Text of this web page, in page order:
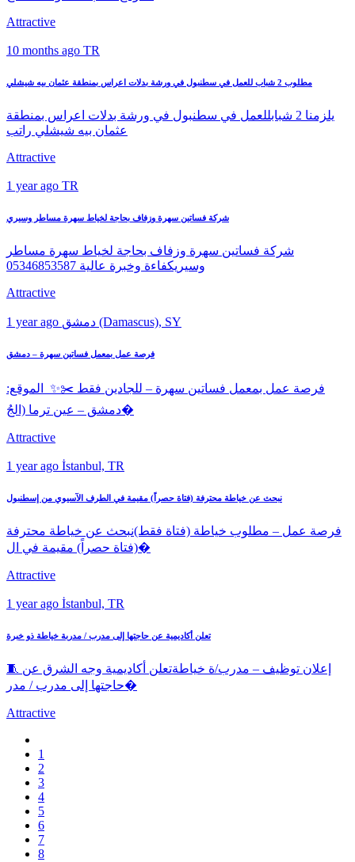
Attractive
10 months ago TR
مطلوب 2 شباب للعمل في سطنبول في ورشة بدلات اعراس بمنطقة عثمان بيه شيشلي
يلزمنا 2 شبابللعمل في سطنبول في ورشة بدلات اعراس بمنطقة
عثمان بيه شيشلي راتب
Attractive
1 year ago TR
شركة فساتين سهرة وزفاف بحاجة لخياط سهرة مساطر وسيري
شركة فساتين سهرة وزفاف بحاجة لخياط سهرة مساطر
وسيريكفاءة وخبرة عالية 05346853587
Attractive
1 year ago دمشق (Damascus), SY
فرصة عمل بمعمل فساتين سهرة – دمشق
فرصة عمل بمعمل فساتين سهرة – للجادين فقط ✂️✨ الموقع:
دمشق – عين ترما (الجُ�
Attractive
1 year ago İstanbul, TR
نبحث عن خياطة محترفة (فتاة حصراً) مقيمة في الطرف الآسيوي من إسطنبول
فرصة عمل – مطلوب خياطة (فتاة فقط)نبحث عن خياطة محترفة
(فتاة حصراً) مقيمة في ال�
Attractive
1 year ago İstanbul, TR
تعلن أكاديمية عن حاجتها إلى مدرب / مدربة خياطة ذو خبرة
🧵 إعلان توظيف – مدرب/ة خياطةتعلن أكاديمية وجه الشرق عن
حاجتها إلى مدرب / مدر�
Attractive
1
2
3
4
5
6
7
8